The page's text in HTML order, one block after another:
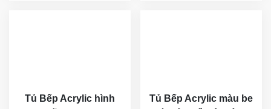
Tủ Bếp Acrylic hình
Tủ Bếp Acrylic màu be